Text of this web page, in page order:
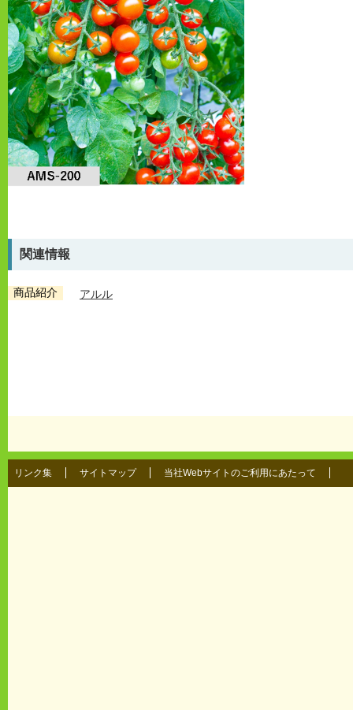
関連情報
商品紹介 アルル
リンク集 サイトマップ 当社Webサイトのご利用にあたって